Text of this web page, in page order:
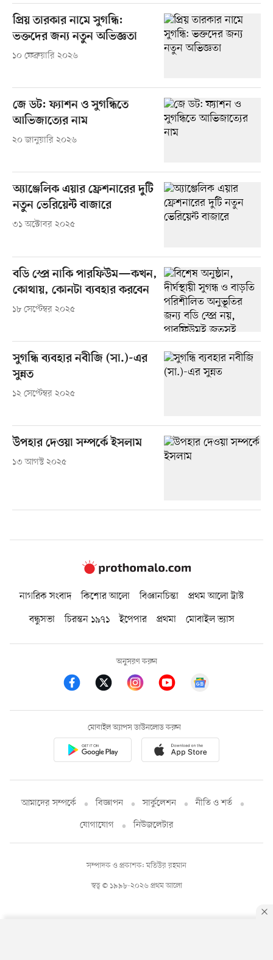
প্রিয় তারকার নামে সুগন্ধি:
ভক্তদের জন্য নতুন অভিজ্ঞতা
১০ ফেব্রুয়ারি ২০২৬
জে ডট: ফ্যাশন ও সুগন্ধিতে
আভিজাত্যের নাম
২০ জানুয়ারি ২০২৬
অ্যাঞ্জেলিক এয়ার ফ্রেশনারের দুটি
নতুন ভেরিয়েন্ট বাজারে
৩১ অক্টোবর ২০২৫
বডি স্প্রে নাকি পারফিউম—কখন,
কোথায়, কোনটা ব্যবহার করবেন
১৮ সেপ্টেম্বর ২০২৫
সুগন্ধি ব্যবহার নবীজি (সা.)-এর
সুন্নত
১২ সেপ্টেম্বর ২০২৫
উপহার দেওয়া সম্পর্কে ইসলাম
১৩ আগস্ট ২০২৫
নাগরিক সংবাদ কিশোর আলো বিজ্ঞানচিন্তা
প্রথম আলো ট্রাস্ট
বন্ধুসভা
চিরন্তন ১৯৭১ ইপেপার প্রথমা মোবাইল ভ্যাস
অনুসরণ করুন
মোবাইল অ্যাপস ডাউনলোড করুন
আমাদের সম্পর্কে বিজ্ঞাপন সার্কুলেশন
নীতি ও শর্ত
যোগাযোগ
নিউজলেটার
স্বত্ব © ১৯৯৮-২০২৬ প্রথম আলো
সম্পাদক ও প্রকাশক: মতিউর রহমান